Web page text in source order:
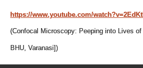
https://www.youtube.com/
(Confocal Microscopy: Peeping into Lives
BHU, Varanasi])